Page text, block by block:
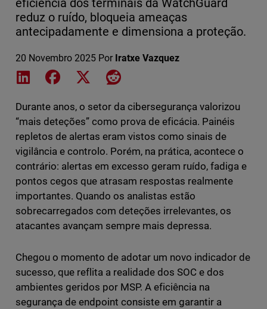
eficiência dos terminais da WatchGuard
reduz o ruído, bloqueia ameaças
antecipadamente e dimensiona a proteção.
20 Novembro 2025 Por Iratxe Vazquez
Share on LinkedIn
Share on Facebook
Share on XShare on Reddit
Durante anos, o setor da cibersegurança valorizou
“mais deteções” como prova de eficácia. Painéis
repletos de alertas eram vistos como sinais de
vigilância e controlo. Porém, na prática, acontece o
contrário: alertas em excesso geram ruído, fadiga e
pontos cegos que atrasam respostas realmente
importantes. Quando os analistas estão
sobrecarregados com deteções irrelevantes, os
atacantes avançam sempre mais depressa.
Chegou o momento de adotar um novo indicador de
sucesso, que reflita a realidade dos SOC e dos
ambientes geridos por MSP. A eficiência na
segurança de endpoint consiste em garantir a